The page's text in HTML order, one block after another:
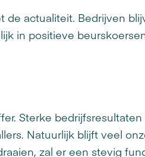
actualiteit. Bedrijven
in positieve
Sterke
Natuurlijk blijft veel
zal er een stevig